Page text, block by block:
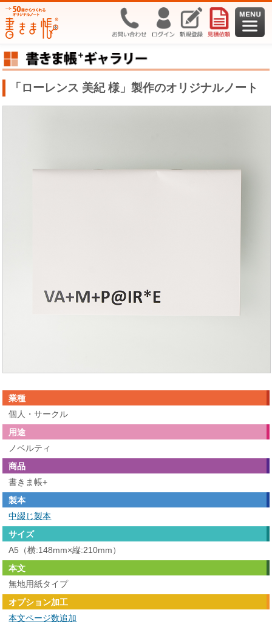
「ローレンス 美紀 様」製作のオリジナルノート
業種
個人・サークル
用途
ノベルティ
商品
書きま帳+
製本
中綴じ製本
サイズ
A5（横:148mm×縦:210mm）
本文
無地用紙タイプ
オプション加工
本文ページ数追加